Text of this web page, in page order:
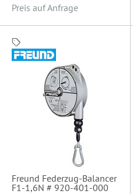
Preis auf Anfrage
Freund Federzug-Balancer
F1-1,6N # 920-401-000